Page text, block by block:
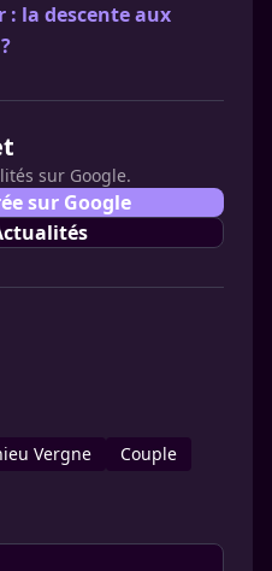
: la descente aux
sur Google.
sur Google
Vergne Couple